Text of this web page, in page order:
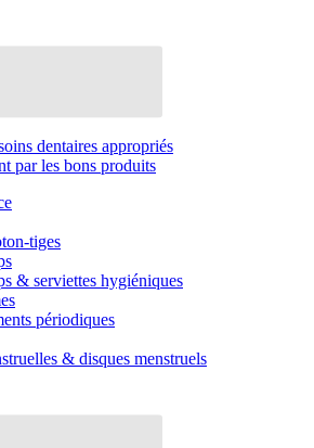
dentaires appropriés
par les bons produits
tiges
& serviettes hygiéniques
périodiques
& disques menstruels